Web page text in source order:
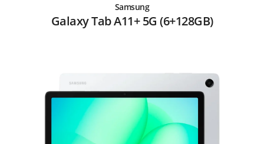
Samsung
Galaxy Tab A11+ 5G (6+128GB)